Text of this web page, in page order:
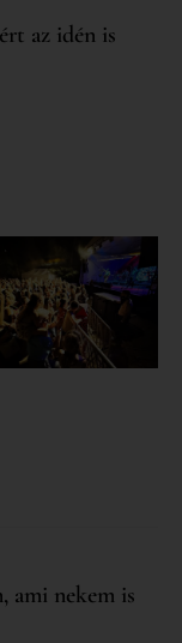
az idén is
ami nekem is